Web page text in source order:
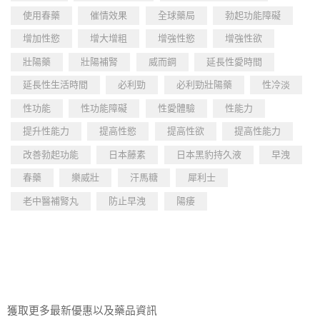
使用春藥 催情效果 全球藥局 勃起功能障礙
增加性慾 增大增粗 增強性慾 增強性欲
壯陽藥 壯陽補腎 威而鋼 延長性愛時間
延長性生活時間 必利勁 必利勁壯陽藥 性冷淡
性功能 性功能障礙 性愛體驗 性能力
提升性能力 提高性慾 提高性欲 提高性能力
改善勃起功能 日本藤素 日本黑豹持久液 早洩
春藥 樂威壯 汗馬糖 犀利士
老中醫補腎丸 防止早洩 陽痿
獲取更多最新優惠以及藥品資訊